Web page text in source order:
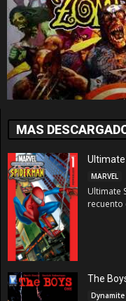
MAS
Ultimate
MARVEL
Ultimate
recuento
The
Dynamite